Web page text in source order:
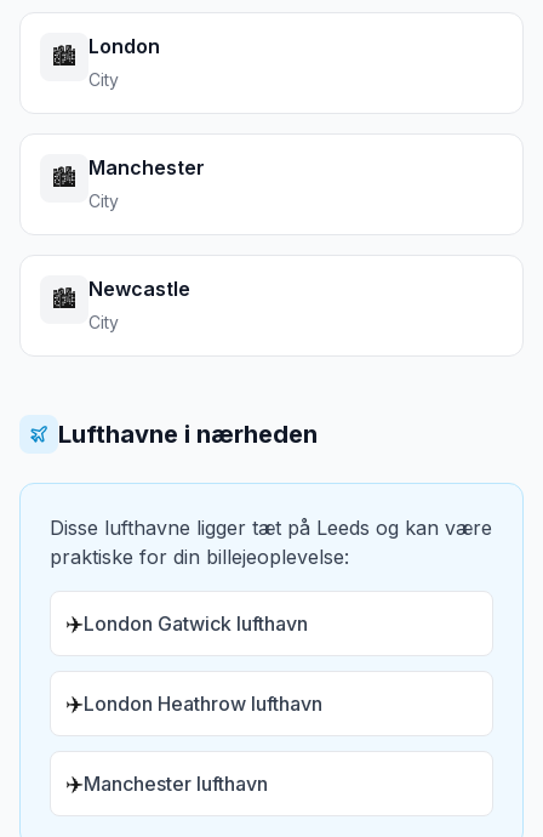
🏙️ London
City
🏙️ Manchester
City
🏙️ Newcastle
City
Lufthavne i nærheden
Disse lufthavne ligger tæt på Leeds og kan være
praktiske for din billejeoplevelse:
✈️London Gatwick lufthavn
✈️London Heathrow lufthavn
✈️Manchester lufthavn